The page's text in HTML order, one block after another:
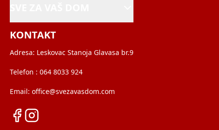
KONTAKT
Adresa: Leskovac Stanoja Glavasa br.9
Telefon : 064 8033 924
Email: office@svezavasdom.com